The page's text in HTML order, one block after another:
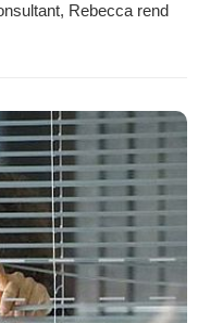
Rebecca rend